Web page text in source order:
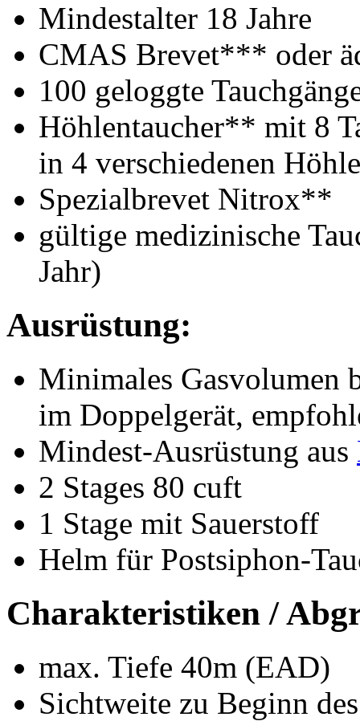
Mindestalter 18 Jahre
CMAS Brevet*** oder
100 geloggte
Höhlentaucher** mit 8
in 4 verschiedenen
Spezialbrevet Nitrox**
gültige medizinische
Jahr)
Ausrüstung:
Minimales Gasvolumen
im Doppelgerät,
Mindest-Ausrüstung aus
2 Stages 80 cuft
1 Stage mit Sauerstoff
Helm für Postsiphon-
Charakteristiken /
max. Tiefe 40m (EAD)
Sichtweite zu Beginn